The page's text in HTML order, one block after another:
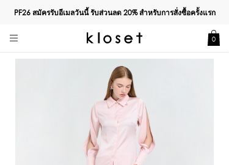
PF26 สมัครรับอีเมลวันนี้ รับส่วนลด20%สำหรับการสั่งซื้อครั้งแรก
0